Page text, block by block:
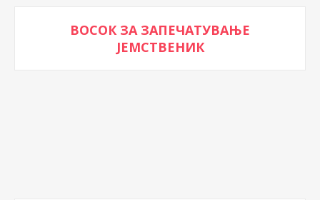
ВОСОК ЗА ЗАПЕЧАТУВАЊЕ
ЈЕМСТВЕНИК